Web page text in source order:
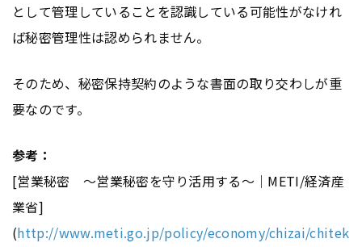
として管理していることを認識している可能性がなけれ
ば秘密管理性は認められません。
そのため、秘密保持契約のような書面の取り交わしが重
要なのです。
参考：
[営業秘密 ～営業秘密を守り活用する～｜METI/経済産
業省]
(http://www.meti.go.jp/policy/economy/chizai/chitek